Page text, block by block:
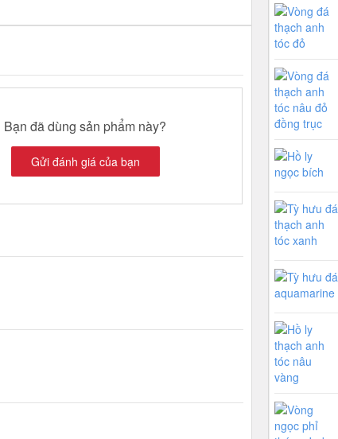
Bạn đã dùng sản phẩm này?
Gửi đánh giá của bạn